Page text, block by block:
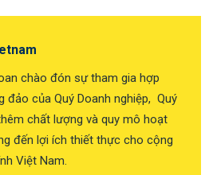
chào đón sự tham gia hợp
đảo của Quý Doanh nghiệp, Quý
chất lượng và quy mô hoạt
đến lợi ích thiết thực cho cộng
Việt Nam.